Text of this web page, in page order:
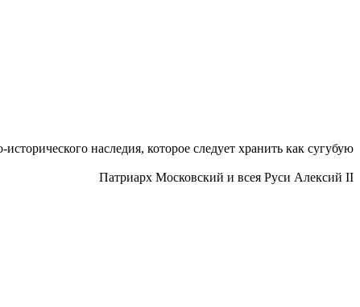
наследия, которое следует хранить как сугубую
Патриарх Московский и всея Руси Алексий II